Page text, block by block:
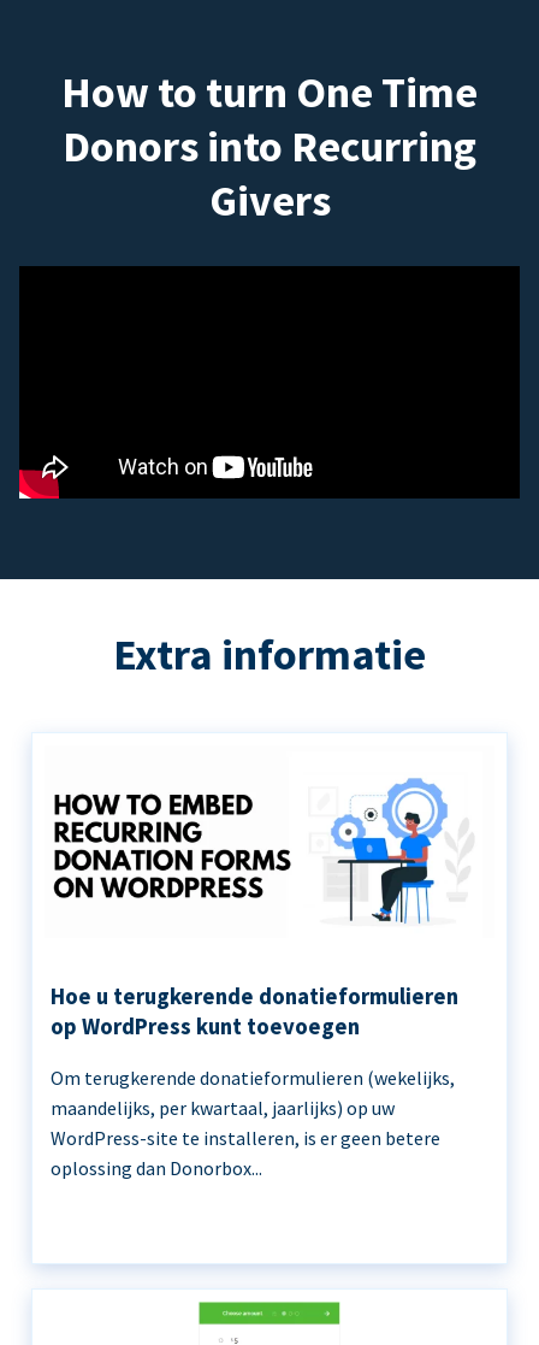
How to turn One Time
Donors into Recurring
Givers
Extra informatie
Hoe u terugkerende donatieformulieren
op WordPress kunt toevoegen
Om terugkerende donatieformulieren (wekelijks,
maandelijks, per kwartaal, jaarlijks) op uw
WordPress-site te installeren, is er geen betere
oplossing dan Donorbox...